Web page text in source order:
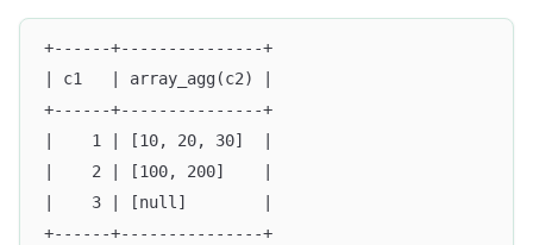
+------+---------------+
| c1   | array_agg(c2) |
+------+---------------+
|    1 | [10, 20, 30]  |
|    2 | [100, 200]    |
|    3 | [null]        |
+------+---------------+